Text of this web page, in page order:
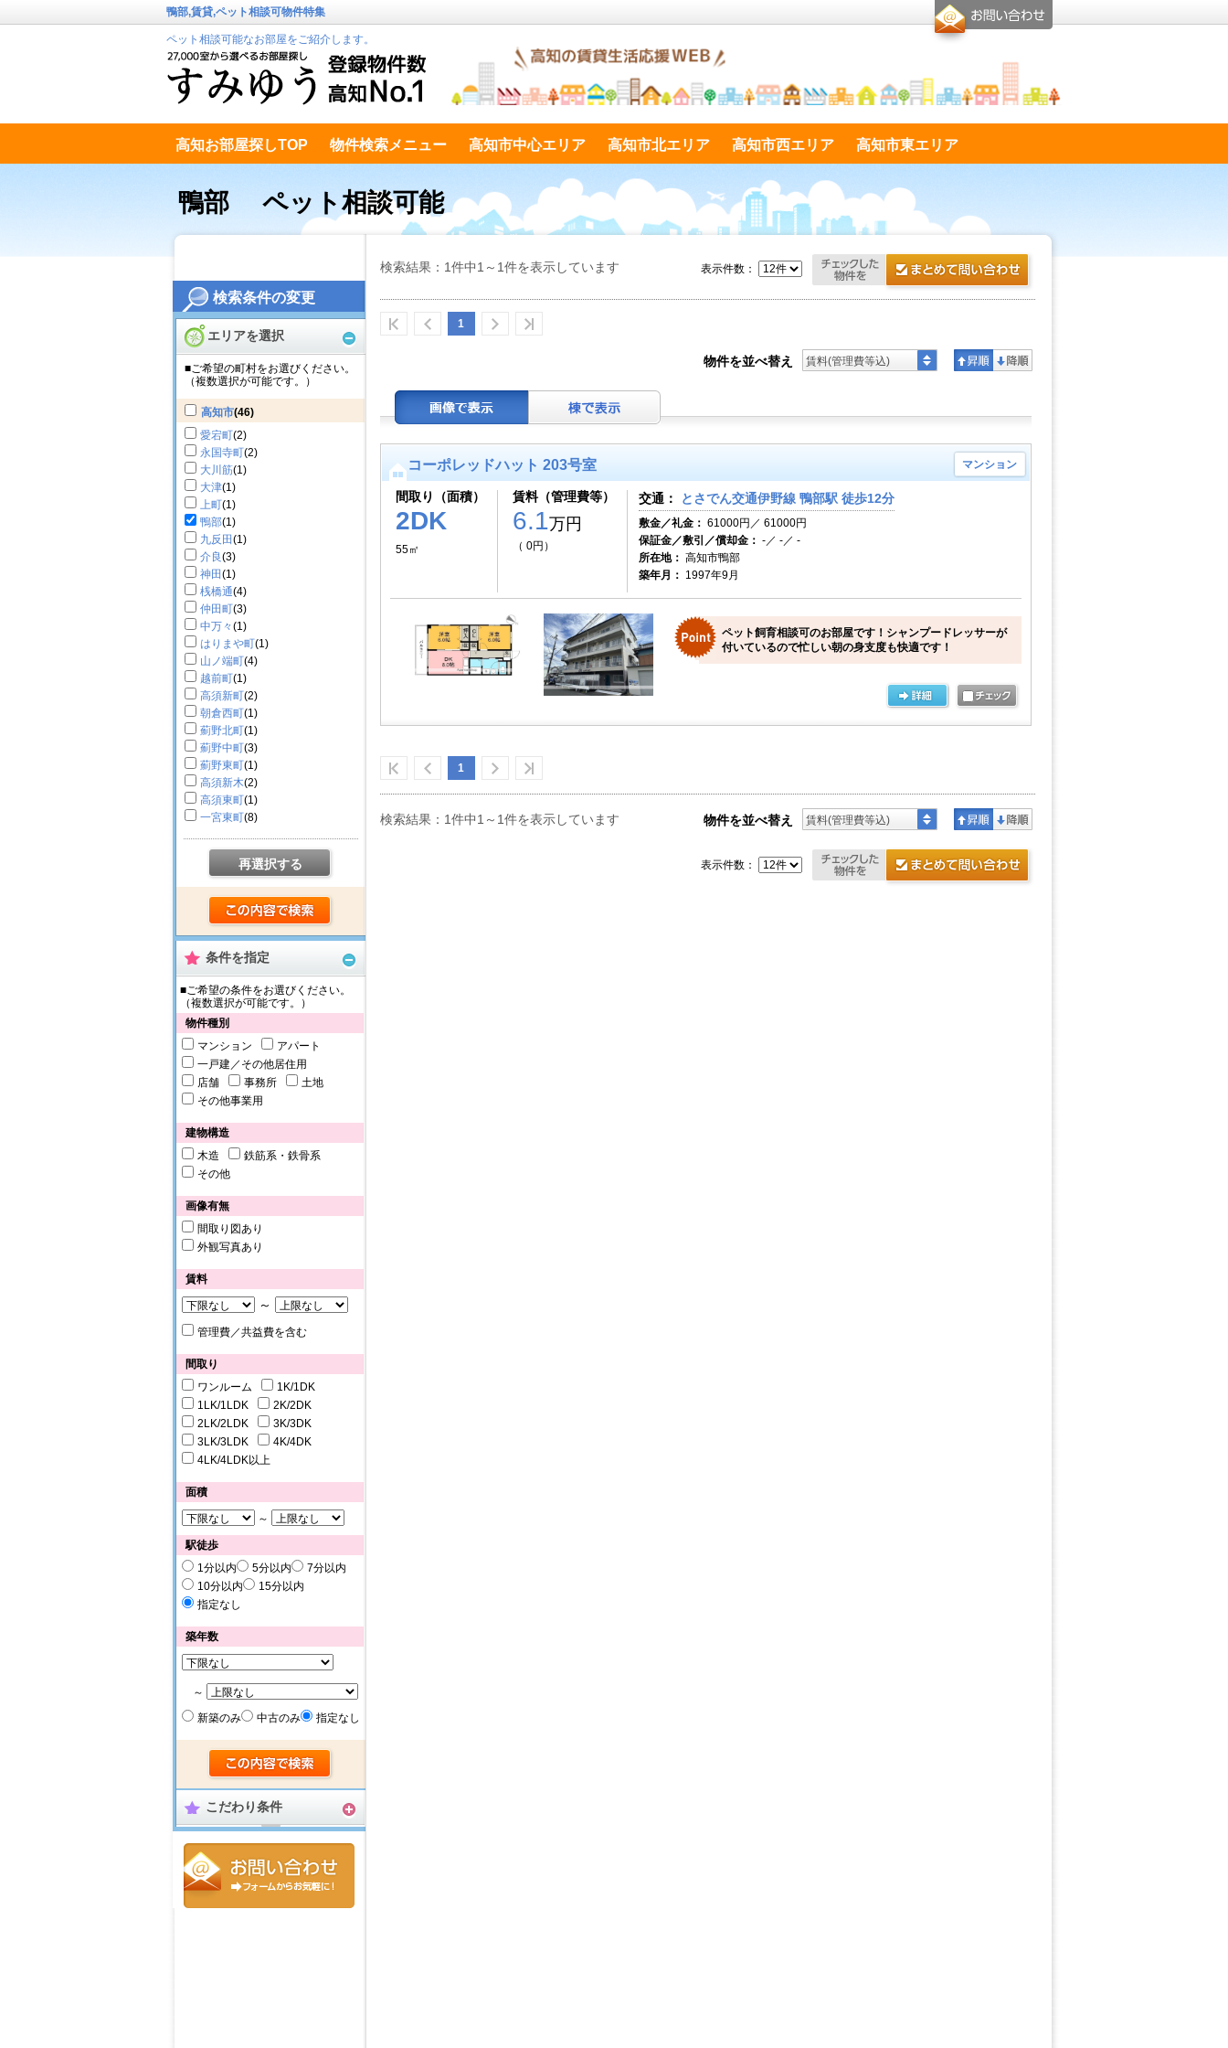
検索条件の変更
エリアを選択
■ご希望の町村をお選びください。
（複数選択が可能です。）
高知市(46)
愛宕町(2)
永国寺町(2)
大川筋(1)
大津(1)
上町(1)
鴨部(1)
九反田(1)
介良(3)
神田(1)
桟橋通(4)
仲田町(3)
中万々(1)
はりまや町(1)
山ノ端町(4)
越前町(1)
高須新町(2)
朝倉西町(1)
薊野北町(1)
薊野中町(3)
薊野東町(1)
高須新木(2)
高須東町(1)
一宮東町(8)
再選択する
条件を指定
■ご希望の条件をお選びください。
（複数選択が可能です。）
物件種別
マンション
アパート
一戸建／その他居住用
店舗
事務所
土地
その他事業用
建物構造
木造
鉄筋系・鉄骨系
その他
画像有無
間取り図あり
外観写真あり
賃料
～
管理費／共益費を含む
間取り
ワンルーム
1K/1DK
1LK/1LDK
2K/2DK
2LK/2LDK
3K/3DK
3LK/3LDK
4K/4DK
4LK/4LDK以上
面積
～
駅徒歩
1分以内
5分以内
7分以内
10分以内
15分以内
指定なし
築年数
～
新築のみ
中古のみ 指定なし
こだわり条件
鴨部,賃貸,ペット相談可物件特集
ペット相談可能なお部屋をご紹介します。
高知お部屋探しTOP 物件検索メニュー 高知市中心エリア 高知市北エリア 高知市西エリア 高知市東エリア
高知市南エリア テキストデータ
鴨部 ペット相談可能
検索結果：1件中1～1件を表示しています
1
表示件数：
物件を並べ替え 賃料(管理費等込)
コーポレッドハット 203号室 マンション
間取り（面積）
2DK
55㎡
賃料（管理費等）
6.1万円
（ 0円）
交通： とさでん交通伊野線 鴨部駅 徒歩12分
敷金／礼金： 61000円／ 61000円
保証金／敷引／償却金： -／ -／ -
所在地： 高知市鴨部
築年月： 1997年9月
ペット飼育相談可のお部屋です！シャンプードレッサーが
付いているので忙しい朝の身支度も快適です！
物件を並べ替え 賃料(管理費等込)
1
表示件数：
検索結果：1件中1～1件を表示しています